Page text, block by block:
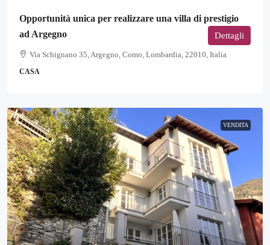
Opportunità unica per realizzare una villa di prestigio
ad Argegno
Via Schignano 35, Argegno, Como, Lombardia, 22010, Italia
CASA
Dettagli
VENDITA